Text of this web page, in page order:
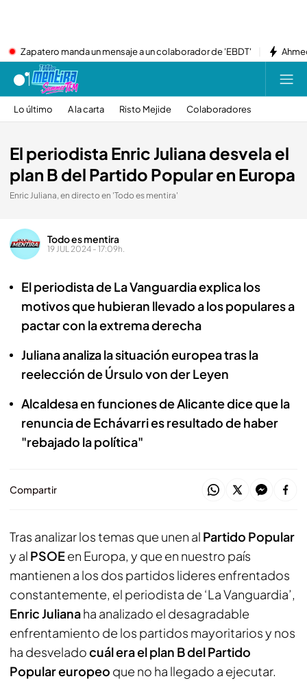
Zapatero manda un mensaje a un colaborador de 'EBDT'
Lo último A la carta Risto Mejide Colaboradores
El periodista Enric Juliana desvela el
plan B del Partido Popular en Europa
Enric Juliana, en directo en 'Todo es mentira'
Todo es mentira
19 JUL 2024 - 17:09h.
El periodista de La Vanguardia explica los
motivos que hubieran llevado a los populares a
pactar con la extrema derecha
Juliana analiza la situación europea tras la
reelección de Úrsulo von der Leyen
Alcaldesa en funciones de Alicante dice que la
renuncia de Echávarri es resultado de haber
"rebajado la política"
Compartir
Tras analizar los temas que unen al Partido Popular
y al PSOEen Europa, y que en nuestro país
mantienen a los dos partidos lideres enfrentados
constantemente, el periodista de ‘La Vanguardia’,
Enric Julianaha analizado el desagradable
enfrentamiento de los partidos mayoritarios y nos
ha desveladocuál era el plan B del Partido
Popular europeo que no ha llegado a ejecutar.